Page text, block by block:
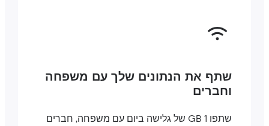
שתף את הנתונים שלך עם משפחה
וחברים
שתפו 1 GB של גלישה ביום עם משפחה, חברים